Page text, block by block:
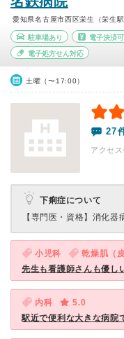
愛知県名古屋市西区栄生（栄生
駐車場あり 電子決済可
電子処方せん対応
土曜（〜17:00）
27
アクセ
下痢症について
【専門医・資格】 消化器
小児科 乾燥肌（
先生も看護師さんも優し
内科
5.0
駅近で便利な大きな病院